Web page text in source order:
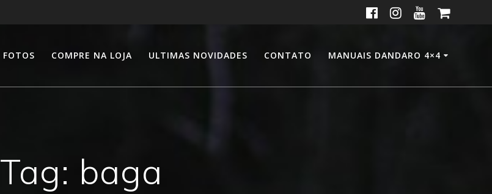
FOTOS COMPRE NA LOJA ULTIMAS NOVIDADES CONTATO MANUAIS DANDARO 4×4
Tag: baga